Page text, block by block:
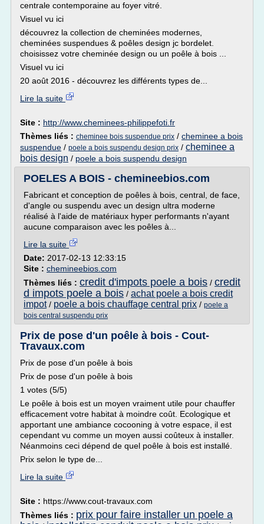
centrale contemporaine au foyer vitré.
Visuel vu ici
découvrez la collection de cheminées modernes,
cheminées suspendues & poêles design jc bordelet.
choisissez votre cheminée design ou un poêle à bois ...
Visuel vu ici
20 août 2016 - découvrez les différents types de...
Lire la suite
Site : http://www.cheminees-philippefoti.fr
Thèmes liés : cheminee bois suspendue prix / cheminee a bois
suspendue / poele a bois suspendu design prix / cheminee a
bois design / poele a bois suspendu design
POELES A BOIS - chemineebios.com
Fabricant et conception de poêles à bois, central, de face,
d'angle ou suspendu avec un design ultra moderne
réalisé à l'aide de matériaux hyper performants n'ayant
aucune comparaison avec les poêles à...
Lire la suite
Date: 2017-02-13 12:33:15
Site : chemineebios.com
Thèmes liés : credit d'impots poele a bois / credit
d impots poele a bois / achat poele a bois credit
impot/ poele a bois chauffage central prix / poele a
bois central suspendu prix
Prix de pose d'un poêle à bois - Cout-
Travaux.com
Prix de pose d'un poêle à bois
Prix de pose d'un poêle à bois
1 votes (5/5)
Le poêle à bois est un moyen vraiment utile pour chauffer
efficacement votre habitat à moindre coût. Ecologique et
apportant une ambiance cocooning à votre espace, il est
cependant vu comme un moyen aussi coûteux à installer.
Néanmoins ceci dépend de quel poêle à bois est installé.
Prix selon le type de...
Lire la suite
Site : https://www.cout-travaux.com
Thèmes liés : prix pour faire installer un poele a